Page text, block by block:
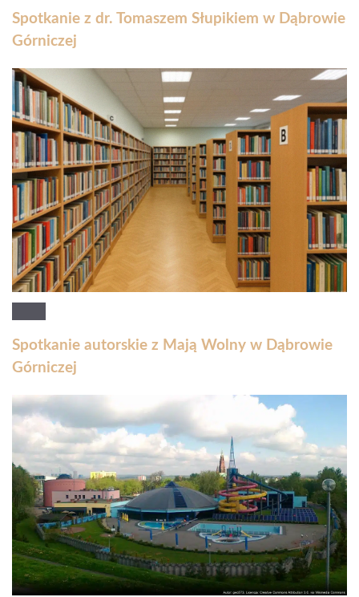
Spotkanie z dr. Tomaszem Słupikiem w Dąbrowie
Górniczej
Spotkanie autorskie z Mają Wolny w Dąbrowie
Górniczej